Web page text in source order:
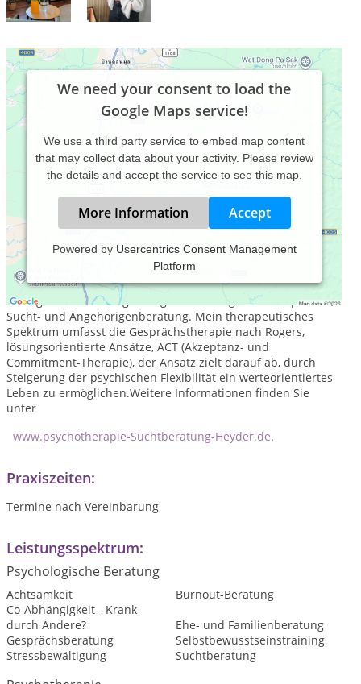
We need your consent to load the
Google Maps service!
We use a third party service to embed map content
that may collect data about your activity. Please review
the details and accept the service to see this map.
More Information Accept
Powered by Usercentrics Consent Management
Platform
Ich bin Heilpraktikerin für Psychotherapie und zertifizierte
Suchtberaterin in Traunstein, hier biete ich
lösungsorientierte Begleitung in schwierigen Lebensphasen,
Sucht- und Angehörigenberatung. Mein therapeutisches
Spektrum umfasst die Gesprächstherapie nach Rogers,
lösungsorientierte Ansätze, ACT (Akzeptanz- und
Commitment-Therapie), der Ansatz zielt darauf ab, durch
Steigerung der psychischen Flexibilität ein werteorientiertes
Leben zu ermöglichen.Weitere Informationen finden Sie
unter
www.psychotherapie-Suchtberatung-Heyder.de.
Praxiszeiten:
Termine nach Vereinbarung
Leistungsspektrum:
Psychologische Beratung
Achtsamkeit
Burnout-Beratung
Co-Abhängigkeit - Krank
durch Andere?
Ehe- und Familienberatung
Gesprächsberatung
Selbstbewusstseinstraining
Stressbewältigung
Suchtberatung